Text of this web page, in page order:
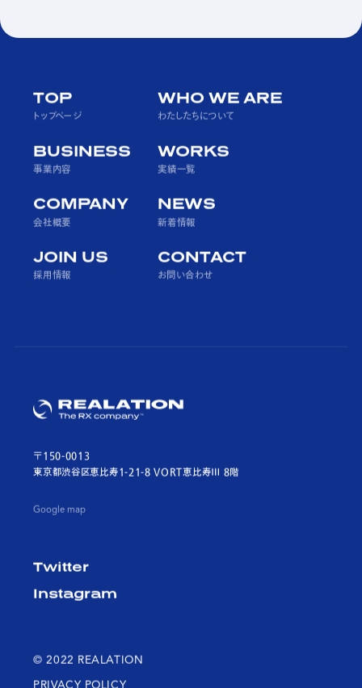
〒150-0013
東京都渋谷区恵比寿1-21-8 VORT恵比寿Ⅲ 8階
Google map
Twitter
Instagram
TOP
トップページ
WHO WE ARE
わたしたちについて
BUSINESS
事業内容
WORKS
実績一覧
COMPANY
会社概要
NEWS
新着情報
JOIN US
採用情報
CONTACT
お問い合わせ
© 2022 REALATION
PRIVACY POLICY